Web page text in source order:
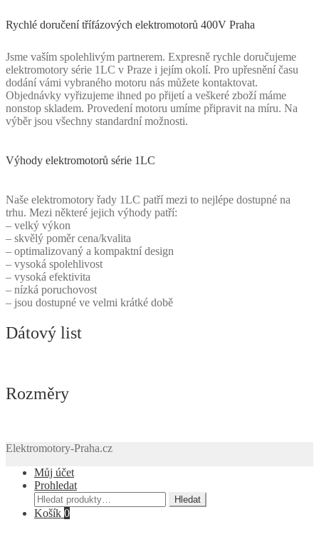
Rychlé doručení třífázových elektromotorů 400V Praha
Jsme vaším spolehlivým partnerem. Expresně rychle doručujeme
elektromotory série 1LC v Praze i jejím okolí. Pro upřesnění času
dodání vámi vybraného motoru nás můžete kontaktovat.
Objednávky vyřizujeme ihned po přijetí a veškeré zboží máme
nonstop skladem. Provedení motoru umíme připravit na míru. Na
výběr jsou všechny standardní možnosti.
Výhody elektromotorů série 1LC
Naše elektromotory řady 1LC patří mezi to nejlépe dostupné na
trhu. Mezi některé jejich výhody patří:
– velký výkon
– skvělý poměr cena/kvalita
– optimalizovaný a kompaktní design
– vysoká spolehlivost
– vysoká efektivita
– nízká poruchovost
– jsou dostupné ve velmi krátké době
Dátový list
Rozměry
Elektromotory-Praha.cz
Můj účet
Prohledat
Hledat:
Hledat
Košík 0